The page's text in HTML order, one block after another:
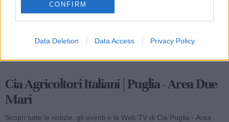
CONFIRM
Data Deletion Data Access Privacy Policy
Cia Agricoltori Italiani | Puglia - Area Due
Mari
Scopri tutte le notizie, gli eventi e la Web TV di Cia Puglia - Area